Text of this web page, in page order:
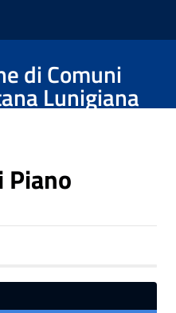
di Comuni
Lunigiana
Piano